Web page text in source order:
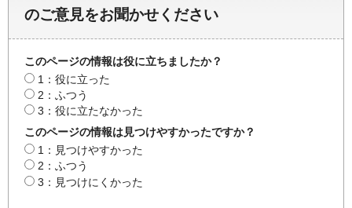
のご意見をお聞かせください
このページの情報は役に立ちましたか？
1：役に立った
2：ふつう
3：役に立たなかった
このページの情報は見つけやすかったですか？
1：見つけやすかった
2：ふつう
3：見つけにくかった